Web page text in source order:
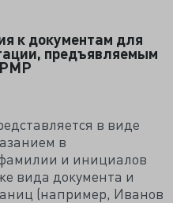
к документам для
предъявляемым
в виде
в
и инициалов
вида документа и
(например, Иванов